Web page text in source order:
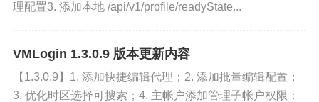
秒，超时自动返回） ：
http://127.0.0.1:35000/api/v1/proxy/
timeout=8000 表示如果测试代理8秒没结果就不
理配置3. 添加本地 /api/v1/profile/readyState...
VMLogin 1.3.0.9 版本更新内容
【1.3.0.9】1. 添加快捷编辑代理；2. 添加批量编辑配置；
3. 优化时区选择可搜索；4. 主帐户添加管理子帐户权限：